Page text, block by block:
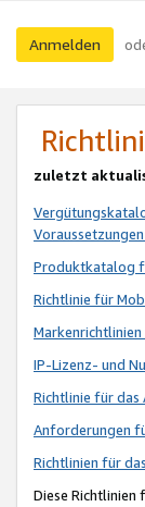
Anmelden
zuletzt
Produktkatalog
Richtlinie für
IP-Lizenz- und
Richtlinie für das
Anforderungen
Richtlinien für
Diese Richtlinien